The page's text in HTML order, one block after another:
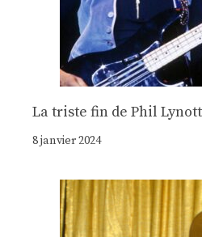
La triste fin de Phil Lynott
8 janvier 2024